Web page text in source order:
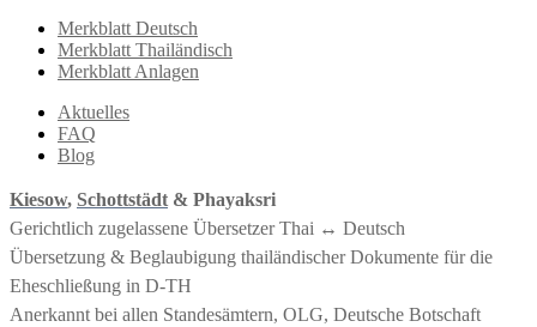
Merkblatt Deutsch
Merkblatt Thailändisch
Merkblatt Anlagen
Aktuelles
FAQ
Blog
Kiesow, Schottstädt & Phayaksri
Gerichtlich zugelassene Übersetzer Thai ↔︎ Deutsch
Übersetzung & Beglaubigung thailändischer Dokumente für die
Eheschließung in D-TH
Anerkannt bei allen Standesämtern, OLG, Deutsche Botschaft